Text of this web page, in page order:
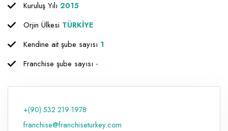
Kuruluş Yılı 2015
Orjin Ülkesi TÜRKİYE
Kendine ait şube sayısı 1
Franchise şube sayısı -
+(90) 532 219 1978
franchise@franchiseturkey.com